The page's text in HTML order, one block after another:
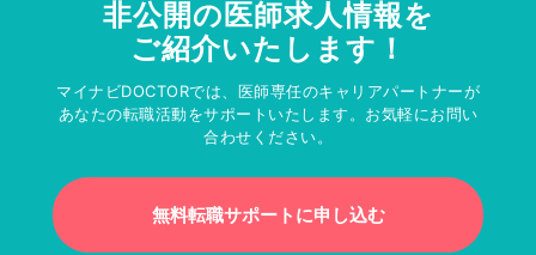
非公開の医師求人情報を
ご紹介いたします！
マイナビDOCTORでは、医師専任のキャリアパートナーが
あなたの転職活動をサポートいたします。お気軽にお問い
合わせください。
無料転職サポートに申し込む